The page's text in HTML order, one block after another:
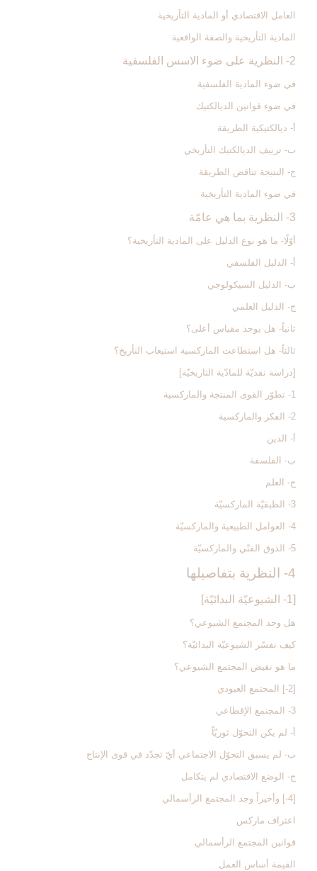
العامل الاقتصادي أو المادية التأريخية
المادية التأريخية والصفة الواقعية
2- النظرية على ضوء الاسس الفلسفية
في ضوء المادية الفلسفية
في ضوء قوانين الديالكتيك
أ- ديالكتيكية الطريقة
ب- تزييف الديالكتيك التأريخي
ج- النتيجة تناقض الطريقة
في ضوء المادية التأريخية
3- النظرية بما هي عامّة
أوّلًا- ما هو نوع الدليل على المادية التأريخية؟
أ- الدليل الفلسفي
ب- الدليل السيكولوجي
ج- الدليل العلمي
ثانياً- هل يوجد مقياس أعلى؟
ثالثاً- هل استطاعت الماركسية استيعاب التأريخ؟
[دراسة نقديّة للمادّية التاريخيّة]
1- تطوّر القوى المنتجة والماركسية
2- الفكر والماركسية
أ- الدين
ب- الفلسفة
ج- العلم
3- الطبقيّة الماركسيّة
4- العوامل الطبيعية والماركسيّة
5- الذوق الفنّي والماركسيّة
4- النظرية بتفاصيلها
[1- الشيوعيّة البدائيّة]
هل وجد المجتمع الشيوعي؟
كيف نفسّر الشيوعيّة البدائيّة؟
ما هو نقيض المجتمع الشيوعي؟
[2-] المجتمع العبودي‏
3- المجتمع الإقطاعي‏
أ- لم يكن التحوّل ثوريّاً
ب- لم يسبق التحوّل الاجتماعي أيّ تجدّد في قوى الإنتاج
ج- الوضع الاقتصادي لم يتكامل
[4-] وأخيراً وجد المجتمع الرأسمالي‏
اعتراف ماركس
قوانين المجتمع الرأسمالي
القيمة أساس العمل